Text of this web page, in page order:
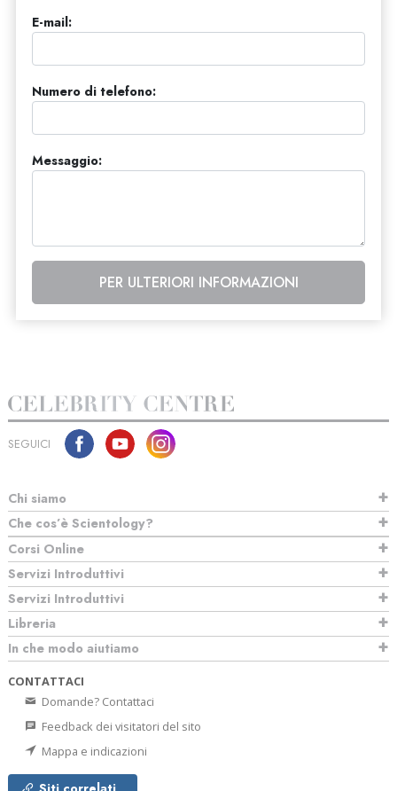
E-mail:
Numero di telefono:
Messaggio:
PER ULTERIORI INFORMAZIONI
SEGUICI
Chi siamo
Che cos’è Scientology?
Corsi Online
Servizi Introduttivi
Servizi Introduttivi
Libreria
In che modo aiutiamo
CONTATTACI
Domande? Contattaci
Feedback dei visitatori del sito
Mappa e indicazioni